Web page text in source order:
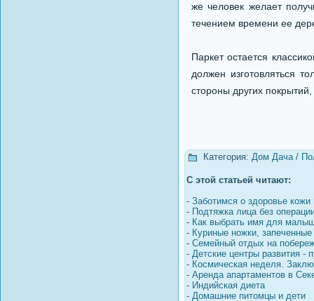
же человек желает
течением времени ее
Паркет остается
должен изготовляться
стороны других
Категория: Дом Дача/
С этой статьей читают:
- Заботимся о здоровье
- Подтяжка лица без
- Как выбрать имя для
- Куриные ножки,
- Семейный отдых на
- Детские центры развития -
- Космическая неделя.
- Аренда апартаментов в
- Индийская диета
- Домашние питомцы и дети